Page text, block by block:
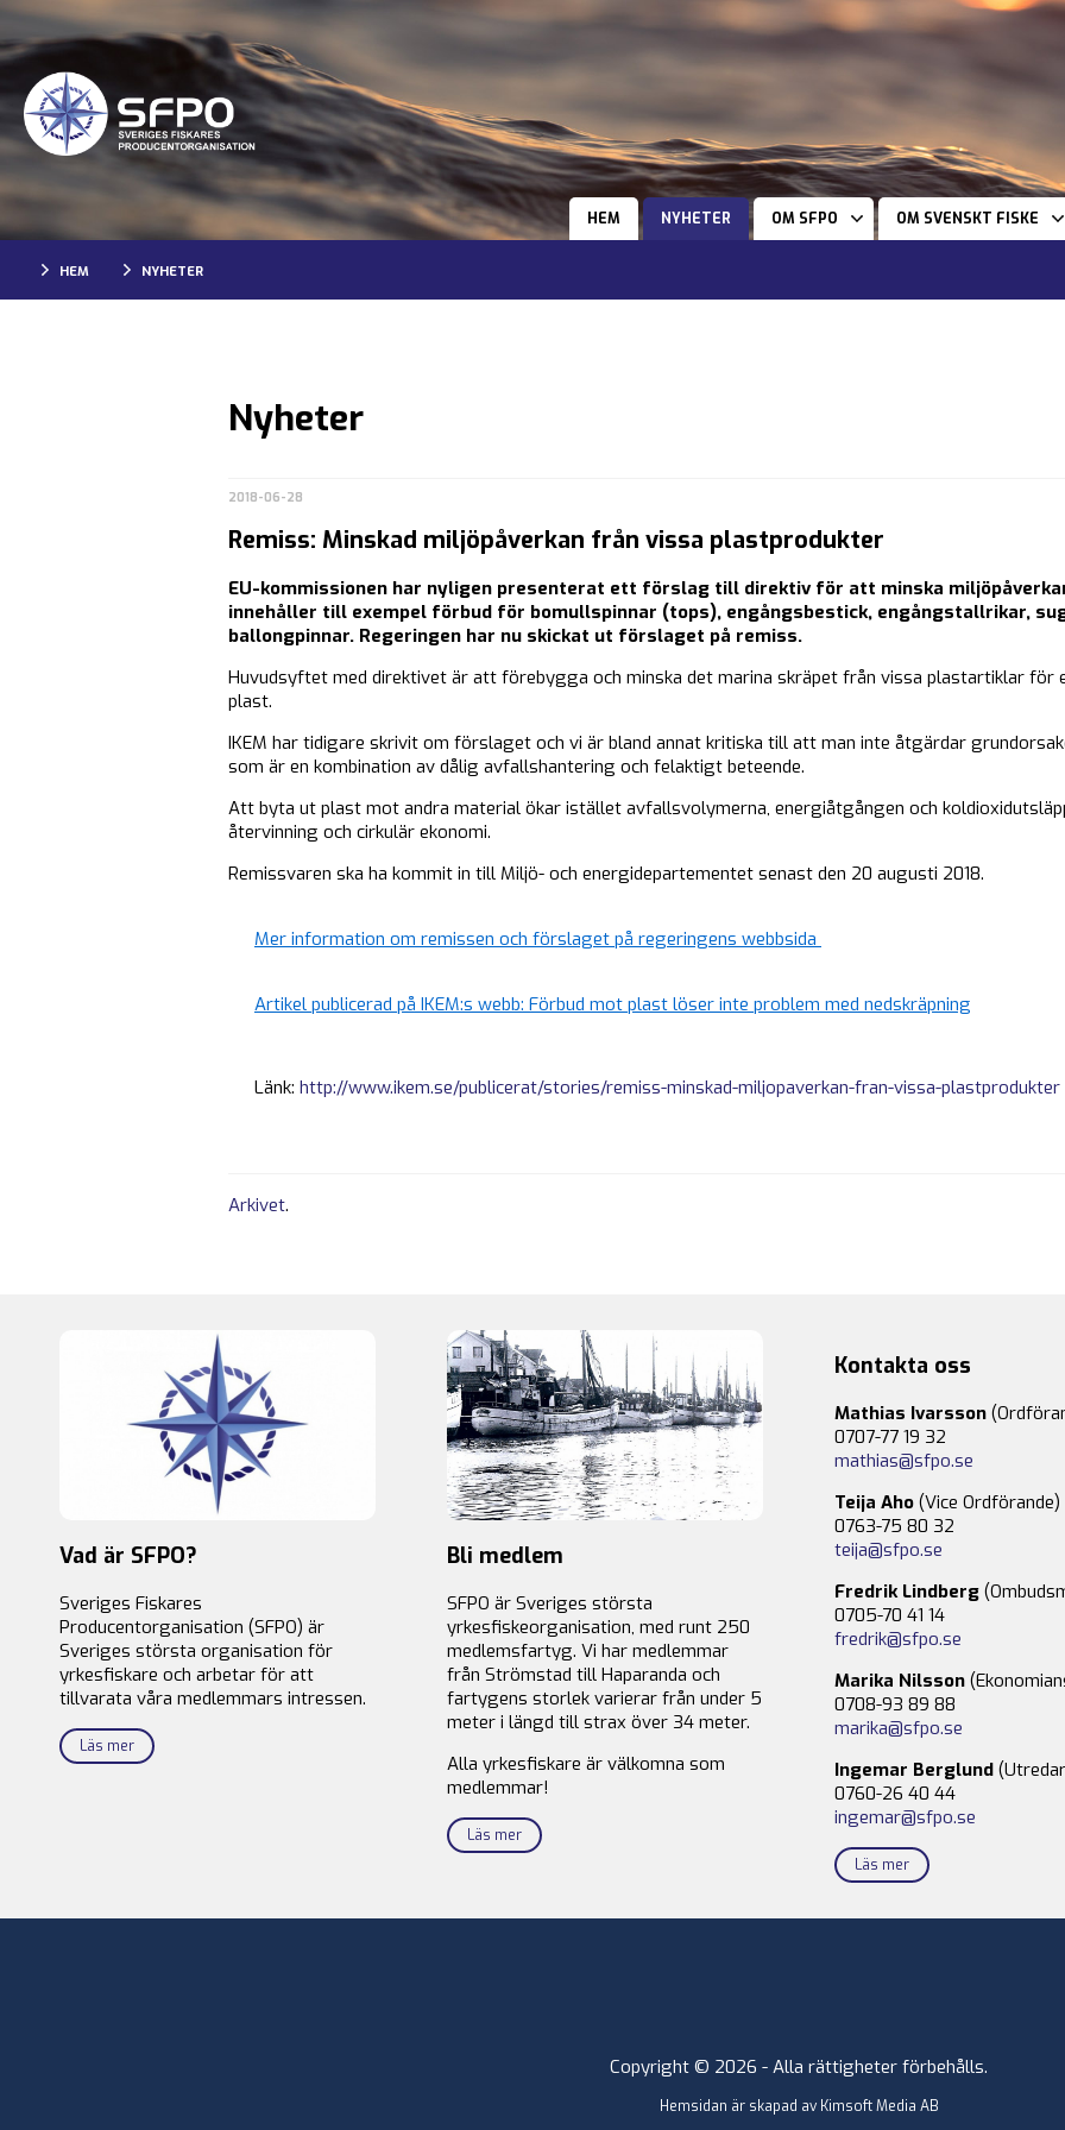
HEM NYHETER OM SFPO OM SVENSKT FISKE
HEM NYHETER
Nyheter
2018-06-28
Remiss: Minskad miljöpåverkan från vissa plastprodukter
EU-kommissionen har nyligen presenterat ett förslag till direktiv för att minska
innehåller till exempel förbud för bomullspinnar (tops), engångsbestick, engångstallrikar,
ballongpinnar. Regeringen har nu skickat ut förslaget på remiss.
Huvudsyftet med direktivet är att förebygga och minska det marina skräpet från vissa plastartiklar för
plast.
IKEM har tidigare skrivit om förslaget och vi är bland annat kritiska till att man inte åtgärdar
som är en kombination av dålig avfallshantering och felaktigt beteende.
Att byta ut plast mot andra material ökar istället avfallsvolymerna, energiåtgången och
återvinning och cirkulär ekonomi.
Remissvaren ska ha kommit in till Miljö- och energidepartementet senast den 20 augusti 2018.
Mer information om remissen och förslaget på regeringens webbsida
Artikel publicerad på IKEM:s webb: Förbud mot plast löser inte problem med nedskräpning
Länk: http://www.ikem.se/publicerat/stories/remiss-minskad-miljopaverkan-fran-vissa-plastprodukter
Arkivet.
Vad är SFPO?
Sveriges Fiskares
Producentorganisation (SFPO) är
Sveriges största organisation för
yrkesfiskare och arbetar för att
tillvarata våra medlemmars intressen.
Läs mer
Bli medlem
SFPO är Sveriges största
yrkesfiskeorganisation, med runt 250
medlemsfartyg. Vi har medlemmar
från Strömstad till Haparanda och
fartygens storlek varierar från under 5
meter i längd till strax över 34 meter.
Alla yrkesfiskare är välkomna som
medlemmar!
Läs mer
Kontakta oss
Mathias Ivarsson
0707-77 19 32
mathias@sfpo.se
Teija Aho (Vice Ordförande)
0763-75 80 32
teija@sfpo.se
Fredrik Lindberg
0705-70 41 14
fredrik@sfpo.se
Marika Nilsson
0708-93 89 88
marika@sfpo.se
Ingemar Berglund
0760-26 40 44
ingemar@sfpo.se
Läs mer
Copyright © 2026 - Alla rättigheter förbehålls.
Hemsidan är skapad av Kimsoft Media AB